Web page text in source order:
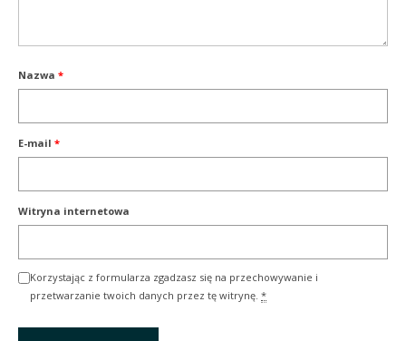
Nazwa *
E-mail *
Witryna internetowa
Korzystając z formularza zgadzasz się na przechowywanie i
przetwarzanie twoich danych przez tę witrynę. *